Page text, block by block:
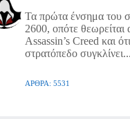
Τα πρώτα ένσημα του
2600, οπότε θεωρείται
Assassin’s Creed και
στρατόπεδο
ΆΡΘΡΑ: 5531